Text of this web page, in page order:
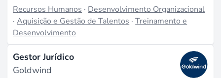
Recursos Humanos · Desenvolvimento Organizacional
·Aquisição e Gestão de Talentos ·Treinamento e
Desenvolvimento
Gestor Jurídico
Goldwind